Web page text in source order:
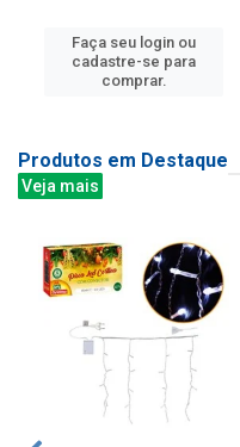
Faça seu login ou
cadastre-se para
comprar.
Produtos em Destaque
Veja mais